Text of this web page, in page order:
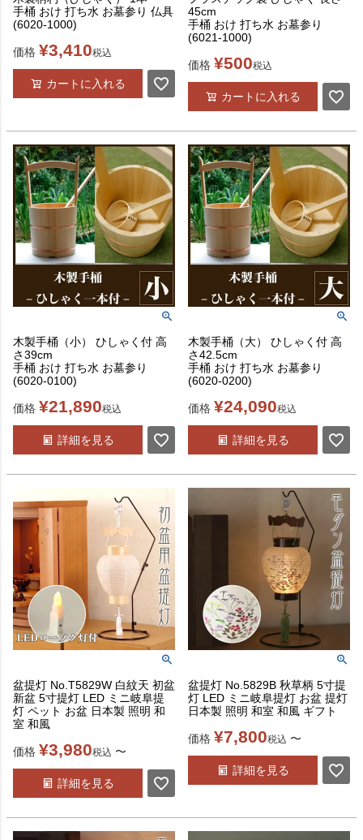
手桶 おけ 打ち水 お墓参り 仏具
(6020-1000)
価格 ¥3,410税込
カートに入れる
45cm
手桶 おけ 打ち水 お墓参り
(6021-1000)
価格 ¥500税込
カートに入れる
木製手桶（小） ひしゃく付 高
さ39cm
手桶 おけ 打ち水 お墓参り
(6020-0100)
価格 ¥21,890税込
詳細を見る
木製手桶（大） ひしゃく付 高
さ42.5cm
手桶 おけ 打ち水 お墓参り
(6020-0200)
価格 ¥24,090税込
詳細を見る
盆提灯 No.T5829W 白紋天 初盆
新盆 5寸提灯 LED ミニ岐阜提
灯 ペット お盆 日本製 照明 和
室 和風
価格 ¥3,980税込 〜
詳細を見る
盆提灯 No.5829B 秋草柄 5寸提
灯 LED ミニ岐阜提灯 お盆 提灯
日本製 照明 和室 和風 ギフト
価格 ¥7,800税込 〜
詳細を見る